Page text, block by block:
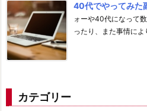
40代でやってみた
ォーや40代になって
ったり、また事情によ
カテゴリー